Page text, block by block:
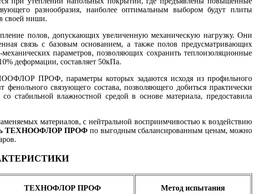
разнообразия, наиболее оптимальным выбором будут плиты
своей ниши.
полов, допускающих увеличенную механическую нагрузку. Они
связь с базовым основанием, а также полов предусматривающих
параметров, позволяющих сохранить теплоизоляционные
деформации, составляет 50кПа.
ПРОФ, параметры которых задаются исходя из профильного
фенольного связующего состава, позволяющего добиться практически
стабильной влажностной средой в основе материала, предоставила
материалов, с нейтральной восприимчивостью к воздействию
ТЕХНООФЛОР ПРОФ по выгодным сбалансированным ценам, можно
ТЕХНОФЛОР ПРОФ Метод испытания